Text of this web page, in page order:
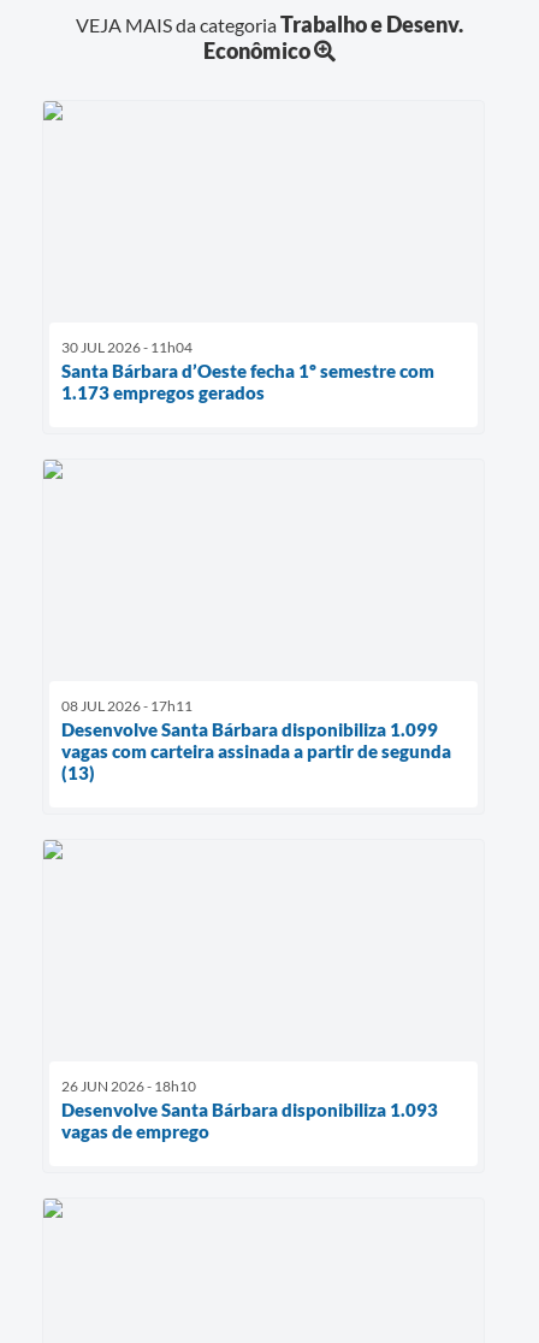
VEJA MAIS da categoriaTrabalho e Desenv.
Econômico
30 JUL 2026 - 11h04
Santa Bárbara d’Oeste fecha 1º semestre com
1.173 empregos gerados
08 JUL 2026 - 17h11
Desenvolve Santa Bárbara disponibiliza 1.099
vagas com carteira assinada a partir de segunda
(13)
26 JUN 2026 - 18h10
Desenvolve Santa Bárbara disponibiliza 1.093
vagas de emprego